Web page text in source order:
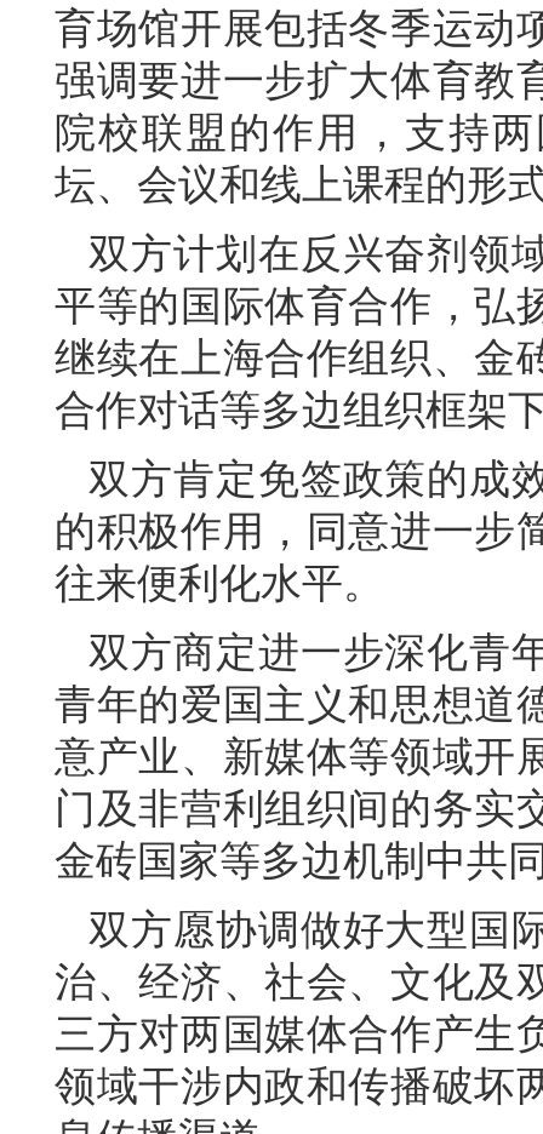
育场馆开展包括冬季运动
强调要进一步扩大体育教
院校联盟的作用，支持
坛、会议和线上课程的形
双方计划在反兴奋剂领
平等的国际体育合作，弘
继续在上海合作组织、金
合作对话等多边组织框架
双方肯定免签政策的成
的积极作用，同意进一步
往来便利化水平。
双方商定进一步深化青
青年的爱国主义和思想道
意产业、新媒体等领域开
门及非营利组织间的务实
金砖国家等多边机制中共
双方愿协调做好大型国
治、经济、社会、文化及
三方对两国媒体合作产生
领域干涉内政和传播破坏